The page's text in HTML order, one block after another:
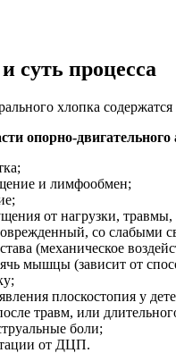
суть процесса
хлопка
опорно-
и лимфообмен;
от нагрузки, травмы,
со слабыми
(механическое
мышцы (зависит от
плоскостопия у
травм, или
боли;
от ДЦП.